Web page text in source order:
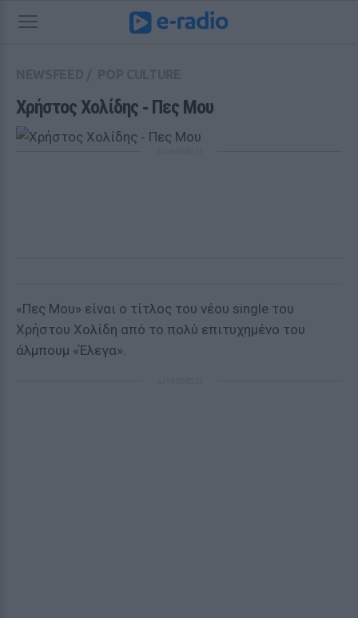
Χρήστος Χολίδης ‑ Πες Μου
«Πες Μου» είναι ο τίτλος του νέου single του
Χρήστου Χολίδη από το πολύ επιτυχημένο του
άλμπουμ «Έλεγα».